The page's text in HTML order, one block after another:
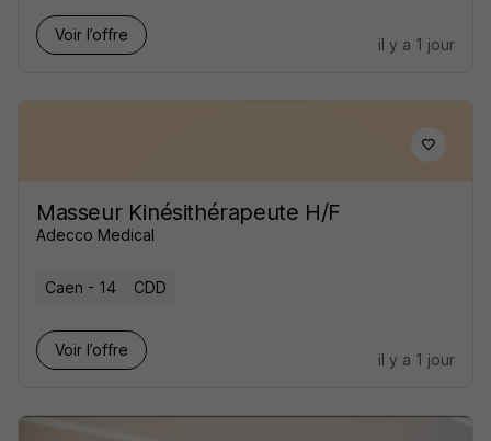
Voir l’offre
il y a 1 jour
Masseur Kinésithérapeute H/F
Adecco Medical
Caen - 14 CDD
Voir l’offre
il y a 1 jour